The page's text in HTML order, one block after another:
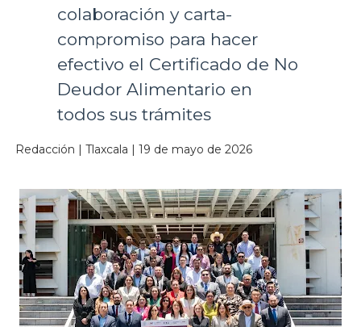
colaboración y carta-
compromiso para hacer
efectivo el Certificado de No
Deudor Alimentario en
todos sus trámites
Redacción | Tlaxcala | 19 de mayo de 2026